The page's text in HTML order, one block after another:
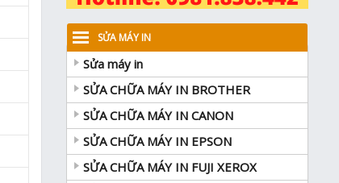
SỬA MÁY IN
Sửa máy in
SỬA CHỮA MÁY IN BROTHER
SỬA CHỮA MÁY IN CANON
SỬA CHỮA MÁY IN EPSON
SỬA CHỮA MÁY IN FUJI XEROX